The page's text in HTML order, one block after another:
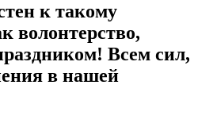
к такому
волонтерство,
Всем сил,
в нашей